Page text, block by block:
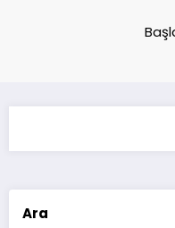
Ara